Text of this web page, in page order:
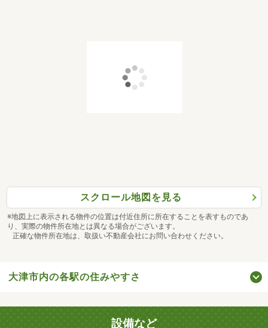
スクロール地図を見る
※地図上に表示される物件の位置は付近住所に所在することを表すものであ
り、実際の物件所在地とは異なる場合がございます。
正確な物件所在地は、取扱い不動産会社にお問い合わせください。
大津市内の各駅の住みやすさ
設備など